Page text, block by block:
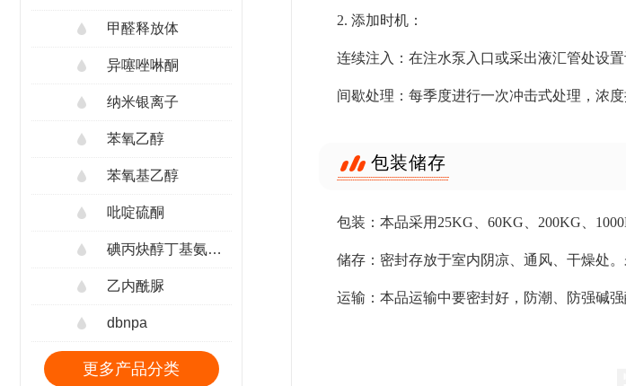
甲醛释放体
异噻唑啉酮
纳米银离子
苯氧乙醇
苯氧基乙醇
吡啶硫酮
碘丙炔醇丁基氨甲酸酯
乙内酰脲
dbnpa
更多产品分类
2. 添加时机：
连续注入：在注水泵入口或采出液汇管处设
间歇处理：每季度进行一次冲击式处理，浓
包装储存
包装：本品采用25KG、60KG、200KG、
储存：密封存放于室内阴凉、通风、干燥处
运输：本品运输中要密封好，防潮、防强碱强